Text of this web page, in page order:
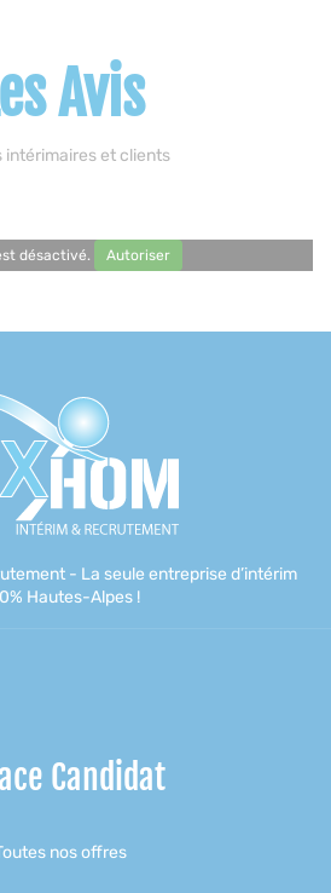
Avis
intérimaires et clients
désactivé. Autoriser
- La seule entreprise d’intérim
Hautes-Alpes !
Candidat
nos offres